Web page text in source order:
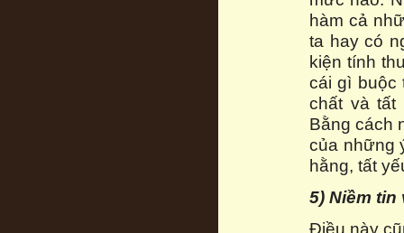
hàm cả
ta hay có
kiện tính
cái gì buộc
chất và tất
Bằng cách
của những
hằng, tất
5) Niềm tin
Điều này